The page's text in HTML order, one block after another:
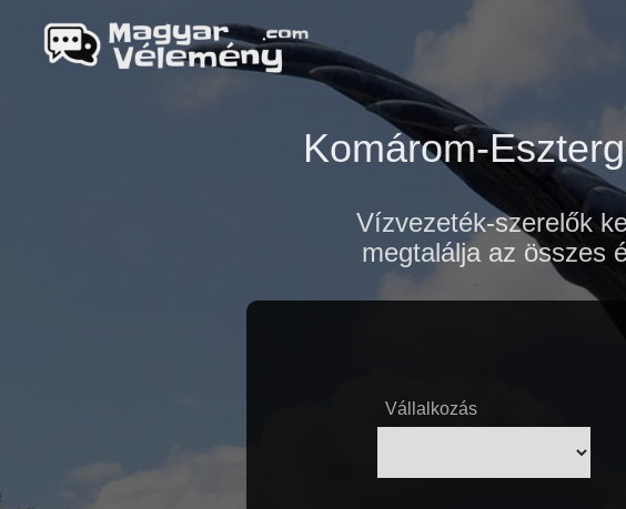
Komárom-
Vízvezeték-szerelők
megtalálja az összes
Vállalkozás